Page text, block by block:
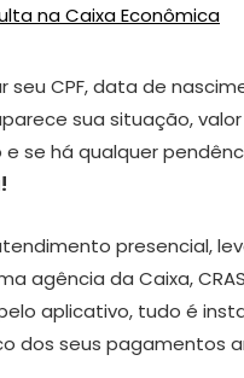
na Caixa Econômica
seu CPF, data de
sua situação,
se há qualquer
presencial,
agência da Caixa,
aplicativo, tudo é
dos seus pagamentos